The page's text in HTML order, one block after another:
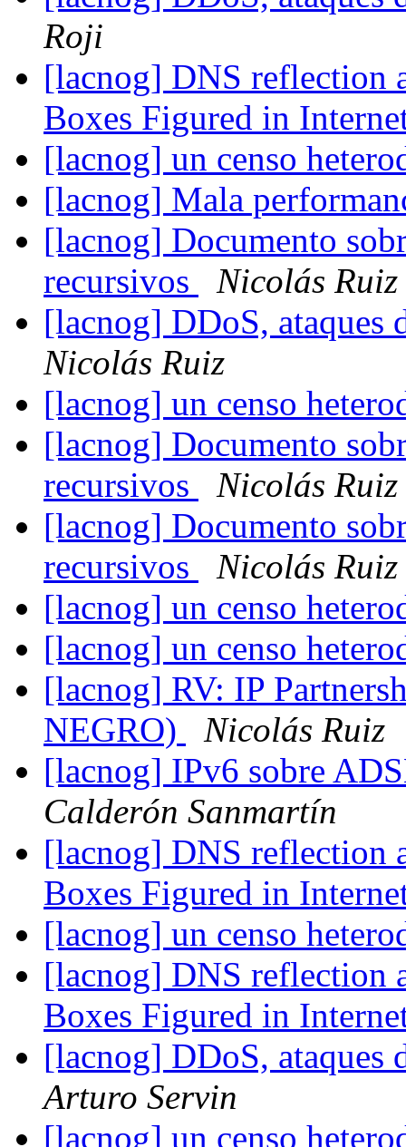
Roji
[lacnog] DNS reflection
Boxes Figured in
[lacnog] un censo
[lacnog] Mala
[lacnog] Documento
recursivos
Nicolás Ruiz
[lacnog] DDoS,
Nicolás Ruiz
[lacnog] un censo
[lacnog] Documento
recursivos
Nicolás Ruiz
[lacnog] Documento
recursivos
Nicolás Ruiz
[lacnog] un censo
[lacnog] un censo
[lacnog] RV: IP
NEGRO)
Nicolás Ruiz
[lacnog] IPv6 sobre
Calderón Sanmartín
[lacnog] DNS reflection
Boxes Figured in
[lacnog] un censo
[lacnog] DNS reflection
Boxes Figured in
[lacnog] DDoS,
Arturo Servin
[lacnog] un censo